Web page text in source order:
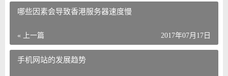
哪些因素会导致香港服务器速度慢
« 上一篇 2017年07月17日
手机网站的发展趋势